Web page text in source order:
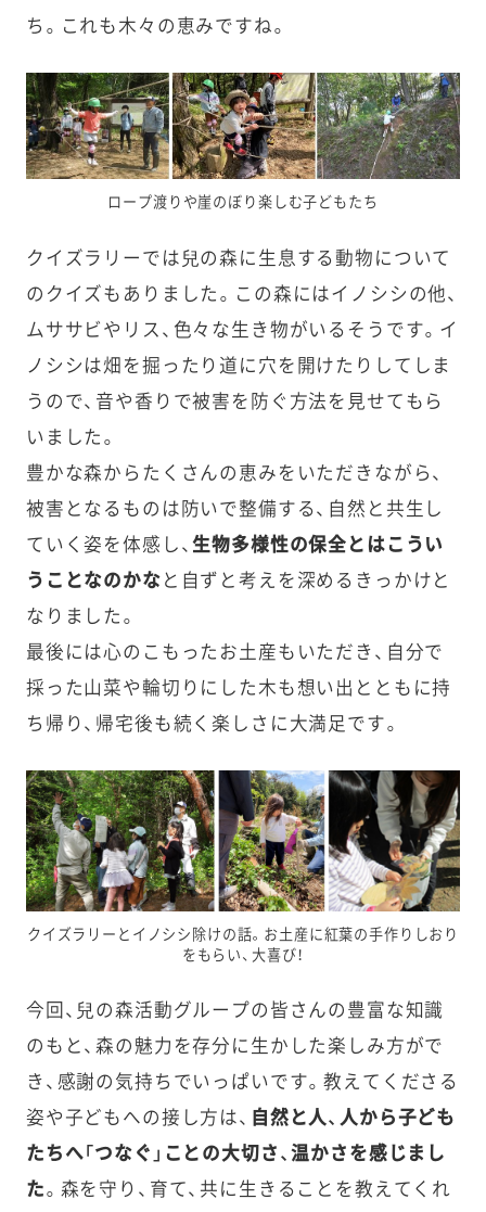
ち。これも木々の恵みですね。
ロープ渡りや崖のぼり楽しむ子どもたち
クイズラリーでは兒の森に生息する動物について
のクイズもありました。この森にはイノシシの他、
ムササビやリス、色々な生き物がいるそうです。イ
ノシシは畑を掘ったり道に穴を開けたりしてしま
うので、音や香りで被害を防ぐ方法を見せてもら
いました。
豊かな森からたくさんの恵みをいただきながら、
被害となるものは防いで整備する、自然と共生し
ていく姿を体感し、生物多様性の保全とはこうい
うことなのかな と自ずと考えを深めるきっかけと
なりました。
最後には心のこもったお土産もいただき、自分で
採った山菜や輪切りにした木も想い出とともに持
ち帰り、帰宅後も続く楽しさに大満足です。
クイズラリーとイノシシ除けの話。お土産に紅葉の手作りしおり
をもらい、大喜び！
今回、兒の森活動グループの皆さんの豊富な知識
のもと、森の魅力を存分に生かした楽しみ方がで
き、感謝の気持ちでいっぱいです。教えてくださる
姿や子どもへの接し方は、 自然と人、人から子ども
たちへ「つなぐ」ことの大切さ、温かさを感じまし
た。森を守り、育て、共に生きることを教えてくれ